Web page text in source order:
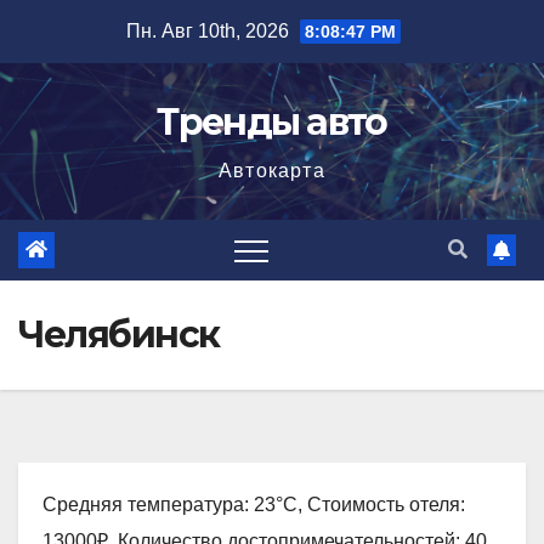
содержимому
Пн. Авг 10th, 2026 8:08:48 PM
Тренды авто
Автокарта
Челябинск
Средняя температура: 23°C, Стоимость отеля: